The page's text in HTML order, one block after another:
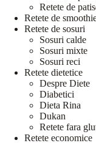
Retete de
Retete de
Retete de sosuri
Sosuri calde
Sosuri mixte
Sosuri reci
Retete dietetice
Despre Diete
Diabetici
Dieta Rina
Dukan
Retete fara
Retete economice